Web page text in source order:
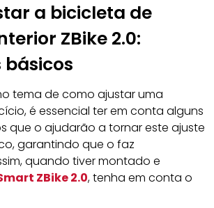
a bicicleta de
ZBike 2.0:
básicos
tema de como ajustar uma
é essencial ter em conta alguns
que o ajudarão a tornar este ajuste
garantindo que o faz
quando tiver montado e
ZBike 2.0, tenha em conta o